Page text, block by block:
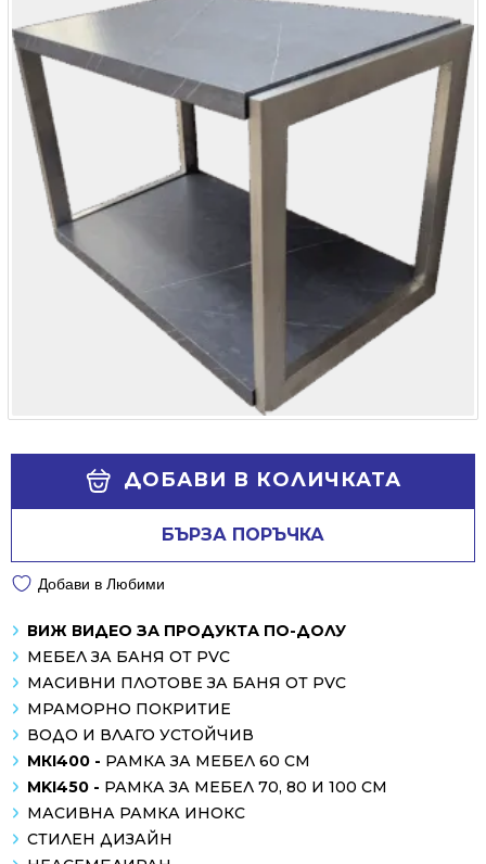
ДОБАВИ В КОЛИЧКАТА
БЪРЗА ПОРЪЧКА
Добави в Любими
ВИЖ ВИДЕО ЗА ПРОДУКТА ПО-ДОЛУ
МЕБЕЛ ЗА БАНЯ ОТ PVC
МАСИВНИ ПЛОТОВЕ ЗА БАНЯ ОТ PVC
МРАМОРНО ПОКРИТИЕ
ВОДО И ВЛАГО УСТОЙЧИВ
МКI400 - РАМКА ЗА МЕБЕЛ 60 СМ
MKI450 - РАМКА ЗА МЕБЕЛ 70, 80 И 100 СМ
МАСИВНА РАМКА ИНОКС
СТИЛЕН ДИЗАЙН